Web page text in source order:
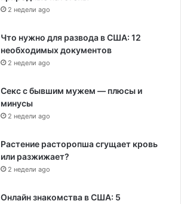
2 недели ago
Что нужно для развода в США: 12
необходимых документов
2 недели ago
Секс с бывшим мужем — плюсы и
минусы
2 недели ago
Растение расторопша сгущает кровь
или разжижает?
2 недели ago
Онлайн знакомства в США: 5